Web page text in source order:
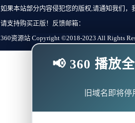
如果本站部分内容侵犯您的版权,请通知我们
请支持购买正版！反馈邮箱：
360资源站 Copyright ©2018-2023 All Rights
📢 360 播放
旧域名即将